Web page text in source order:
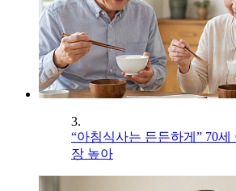
3.
“아침식사는 든든하게” 70
장 높아